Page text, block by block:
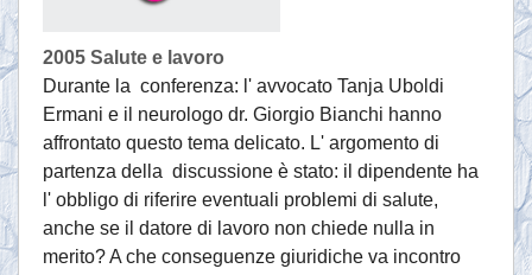
2005 Salute e lavoro
Durante la conferenza: l' avvocato Tanja Uboldi
Ermani e il neurologo dr. Giorgio Bianchi hanno
affrontato questo tema delicato. L' argomento di
partenza della discussione è stato: il dipendente ha
l' obbligo di riferire eventuali problemi di salute,
anche se il datore di lavoro non chiede nulla in
merito? A che conseguenze giuridiche va incontro